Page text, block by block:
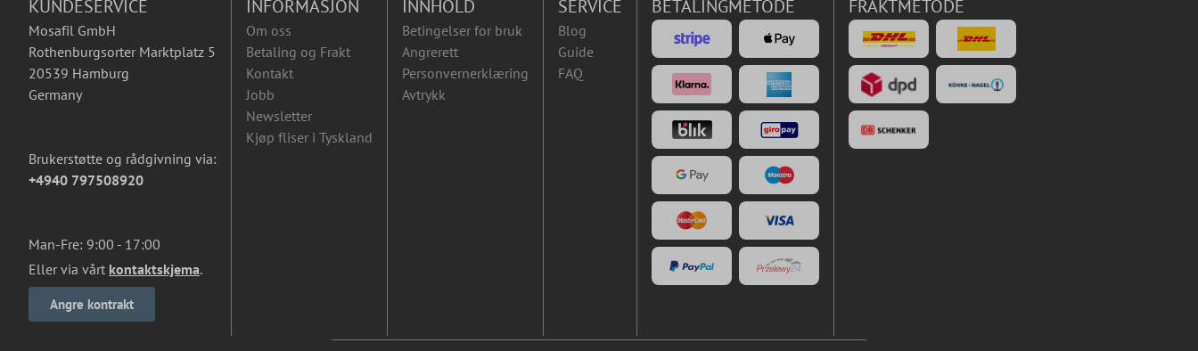
KUNDESERVICE
Mosafil GmbH
Rothenburgsorter Marktplatz 5
20539 Hamburg
Germany
Brukerstøtte og rådgivning via:
+4940 797508920
Man-Fre: 9:00 - 17:00
Eller via vårt kontaktskjema.
Angre kontrakt
INFORMASJON
Om oss
Betaling og Frakt
Kontakt
Jobb
Newsletter
Kjøp fliser i Tyskland
INNHOLD
Betingelser for bruk
Angrerett
Personvernerklæring
Avtrykk
SERVICE
Blog
Guide
FAQ
BETALINGMETODE FRAKTMETODE